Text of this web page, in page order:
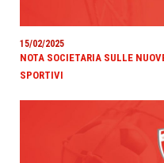
15/02/2025
NOTA SOCIETARIA SULLE
SPORTIVI